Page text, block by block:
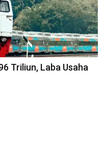
Triliun, Laba Usaha